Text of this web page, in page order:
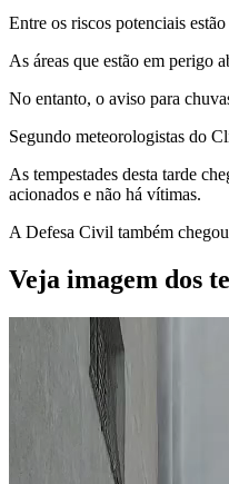
Entre os riscos potenciais
As áreas que estão em perigo
No entanto, o aviso para
Segundo meteorologistas do
As tempestades desta tarde
acionados e não há vítimas.
A Defesa Civil também
Veja imagem dos